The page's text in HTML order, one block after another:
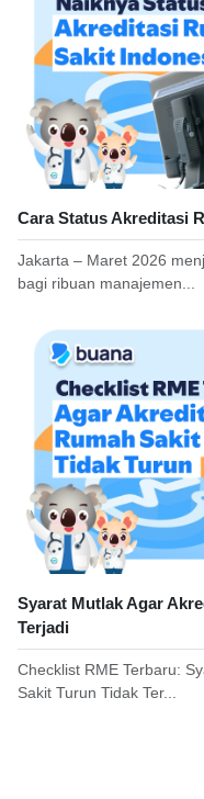
Cara Status Akreditasi
Jakarta – Maret 2026
bagi ribuan manajemen...
Syarat Mutlak Agar
Terjadi
Checklist RME Terbaru:
Sakit Turun Tidak Ter...